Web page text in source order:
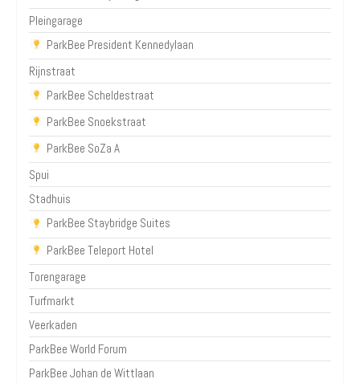
Pleingarage
ParkBee President Kennedylaan
Rijnstraat
ParkBee Scheldestraat
ParkBee Snoekstraat
ParkBee SoZa A
Spui
Stadhuis
ParkBee Staybridge Suites
ParkBee Teleport Hotel
Torengarage
Turfmarkt
Veerkaden
ParkBee World Forum
ParkBee Johan de Wittlaan